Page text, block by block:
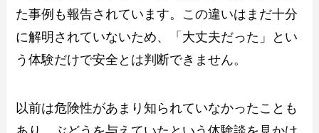
た事例も報告されています。この違いはまだ十分
に解明されていないため、「大丈夫だった」とい
う体験だけで安全とは判断できません。
以前は危険性があまり知られていなかったことも